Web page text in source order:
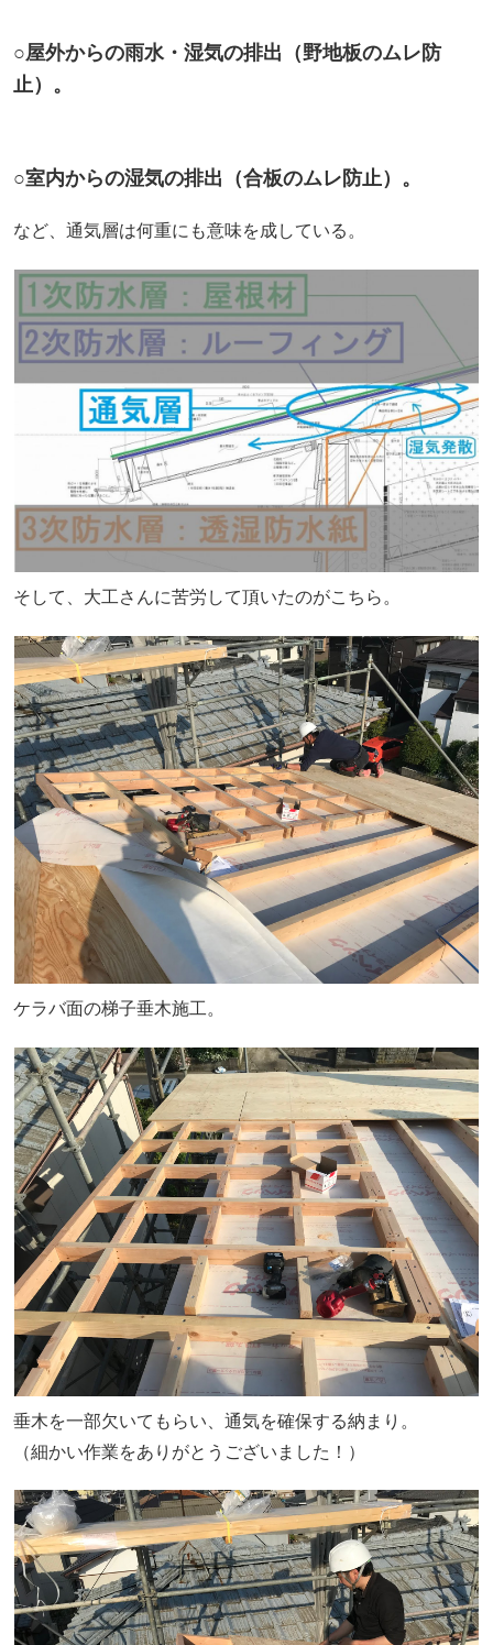
○屋外からの雨水・湿気の排出（野地板のムレ防
止）。
○室内からの湿気の排出（合板のムレ防止）。
など、通気層は何重にも意味を成している。
そして、大工さんに苦労して頂いたのがこちら。
ケラバ面の梯子垂木施工。
垂木を一部欠いてもらい、通気を確保する納まり。
（細かい作業をありがとうございました！）